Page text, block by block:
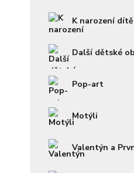
K narození
Další dětské
Pop-art
Motýli
Valentýn a